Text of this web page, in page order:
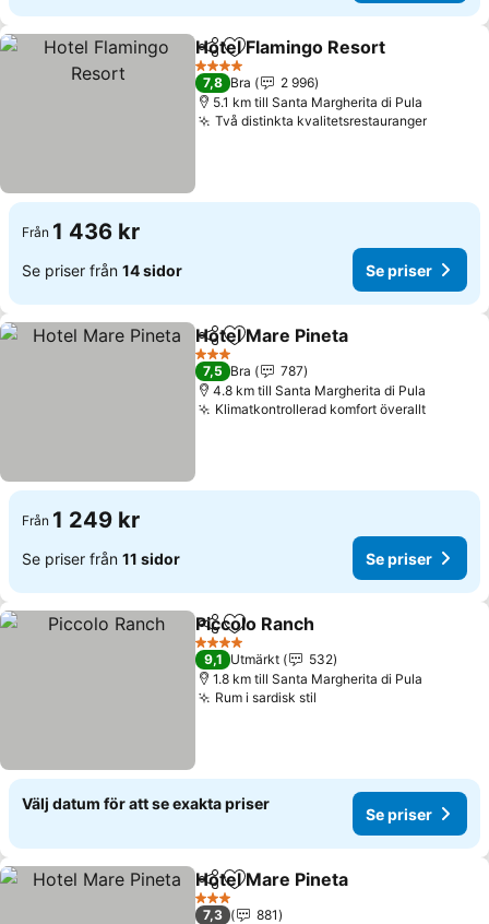
Dela Lägg till i Mina Favoriter
Hotel Flamingo Resort
4 Stjärnor
7,8 Bra
2 996
5.1 km till Santa Margherita di Pula
Två distinkta kvalitetsrestaurangerSe
Från 1 436 kr
Se priser från 14 sidor Se priser
Dela Lägg till i Mina Favoriter
Hotel Mare Pineta
3 Stjärnor
7,5 Bra
787
4.8 km till Santa Margherita di Pula
Klimatkontrollerad komfort överalltSe
Från 1 249 kr
Se priser från 11 sidor Se priser
Dela Lägg till i Mina Favoriter
Piccolo Ranch
4 Stjärnor
9,1 Utmärkt
532
1.8 km till Santa Margherita di Pula
Rum i sardisk stil
Välj datum för att se exakta priser
Se priser
Dela Lägg till i Mina Favoriter
Hotel Mare Pineta
3 Stjärnor
7,3
881